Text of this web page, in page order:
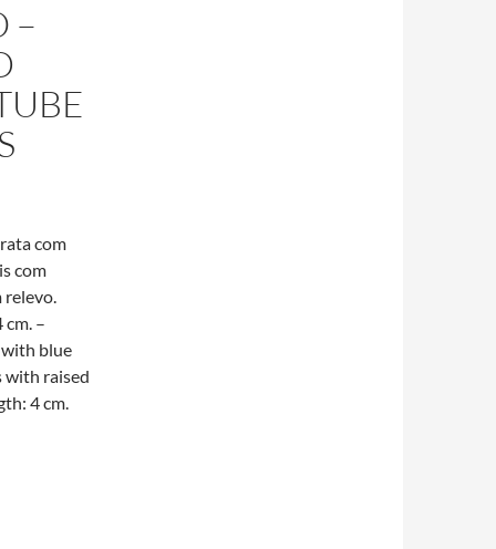
–
com
com
relevo.
–
blue
with raised
4 cm.